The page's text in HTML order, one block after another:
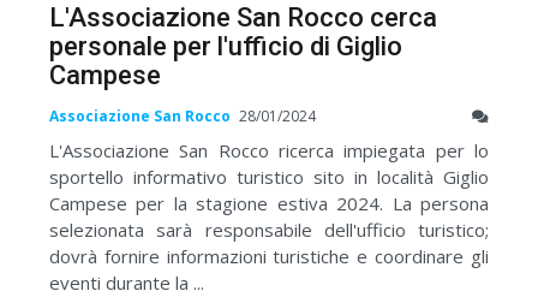
L'Associazione San Rocco cerca
personale per l'ufficio di Giglio
Campese
Associazione San Rocco 28/01/2024
L'Associazione San Rocco ricerca impiegata per lo
sportello informativo turistico sito in località Giglio
Campese per la stagione estiva 2024. La persona
selezionata sarà responsabile dell'ufficio turistico;
dovrà fornire informazioni turistiche e coordinare gli
eventi durante la ...